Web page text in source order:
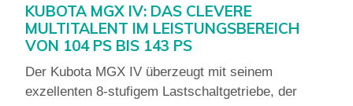
KUBOTA MGX IV: DAS CLEVERE
MULTITALENT IM LEISTUNGSBEREICH
VON 104 PS BIS 143 PS
Der Kubota MGX IV überzeugt mit seinem
exzellenten 8-stufigem Lastschaltgetriebe, der